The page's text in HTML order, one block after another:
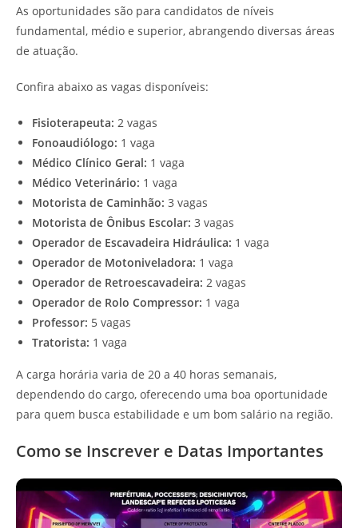
As oportunidades são para candidatos de níveis
fundamental, médio e superior, abrangendo diversas áreas
de atuação.
Confira abaixo as vagas disponíveis:
Fisioterapeuta: 2 vagas
Fonoaudiólogo: 1 vaga
Médico Clínico Geral: 1 vaga
Médico Veterinário: 1 vaga
Motorista de Caminhão: 3 vagas
Motorista de Ônibus Escolar: 3 vagas
Operador de Escavadeira Hidráulica: 1 vaga
Operador de Motoniveladora: 1 vaga
Operador de Retroescavadeira: 2 vagas
Operador de Rolo Compressor: 1 vaga
Professor: 5 vagas
Tratorista: 1 vaga
A carga horária varia de 20 a 40 horas semanais,
dependendo do cargo, oferecendo uma boa oportunidade
para quem busca estabilidade e um bom salário na região.
Como se Inscrever e Datas Importantes